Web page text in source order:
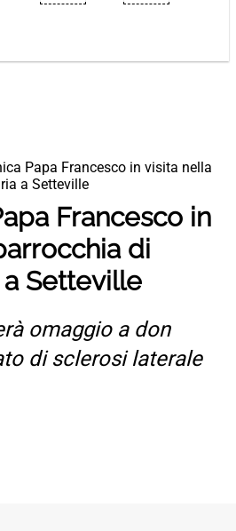
Papa Francesco in visita nella
a Setteville
Francesco in
di
a Setteville
omaggio a don
di sclerosi laterale